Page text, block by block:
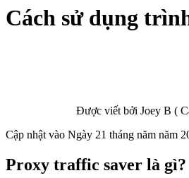
Cách sử dụng
Được viết bởi Joey B (
Cập nhật vào Ngày 21 tháng năm năm
Proxy traffic saver là gì?